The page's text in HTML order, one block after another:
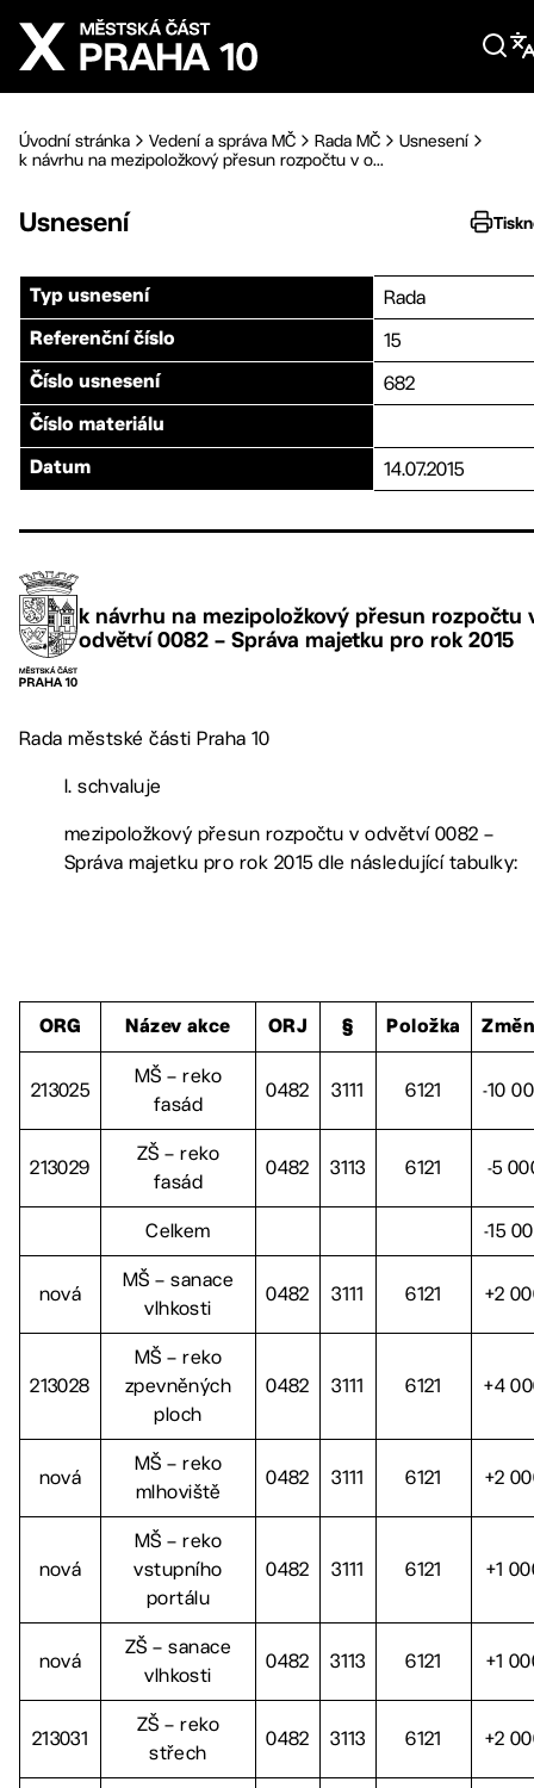
Přejít na hlavní obsah
Úvodní stránka Vedení a správa MČ Rada MČ
Usnesení
k návrhu na mezipoložkový přesun rozpočtu v o...
Usnesení
Typ usnesení Rada
Referenční číslo 15
Číslo usnesení 682
Číslo materiálu
Datum 14.07.2015
k návrhu na mezipoložkový přesun rozpočtu
odvětví 0082 – Správa majetku pro rok 2015
Rada městské části Praha 10
I. schvaluje
mezipoložkový přesun rozpočtu v odvětví 0082 –
Správa majetku pro rok 2015 dle následující tabulky:
ORG Název akce ORJ § Položka
213025
MŠ – reko
fasád
0482 3111 6121 -10
213029
ZŠ – reko
fasád
0482 3113 6121 -5
Celkem -15
nová
MŠ – sanace
vlhkosti
0482 3111 6121 +2
213028
MŠ – reko
zpevněných
ploch
0482 3111 6121 +4
nová
MŠ – reko
mlhoviště
0482 3111 6121 +2
nová
MŠ – reko
vstupního
portálu
0482 3111 6121 +1
nová
ZŠ – sanace
vlhkosti
0482 3113 6121 +1
213031
ZŠ – reko
střech
0482 3113 6121 +2